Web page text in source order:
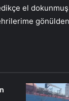
el dokunmuş